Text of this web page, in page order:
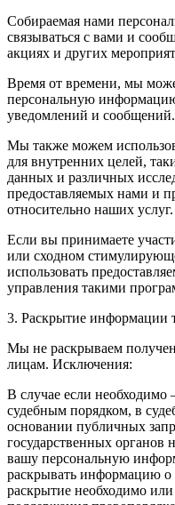
Собираемая нами
связываться с вами и
акциях и других
Время от времени, мы
персональную
уведомлений и сообщений.
Мы также можем
для внутренних целей,
данных и различных
предоставляемых нами и
относительно наших услуг.
Если вы принимаете
или сходном
использовать
управления такими
3. Раскрытие информации
Мы не раскрываем
лицам. Исключения:
В случае если необходимо
судебным порядком, в
основании публичных
государственных
вашу персональную
раскрывать информацию о
раскрытие необходимо